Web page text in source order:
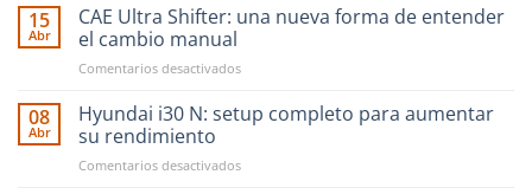
financiar
en
Motorsport
fácil
15
Abr
CAE Ultra Shifter: una nueva forma de entender
el cambio manual
Comentarios desactivadosen
Ultra
Shifter:
nueva
08
Abr
Hyundai i30 N: setup completo para aumentar
su rendimiento
Comentarios desactivadosen